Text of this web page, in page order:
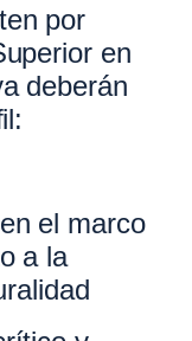
por
en
deberán
el marco
a la